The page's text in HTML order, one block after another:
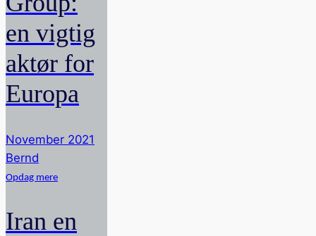
en vigtig
aktør for
Europa
November 2021
Bernd
Opdag mere
Iran en